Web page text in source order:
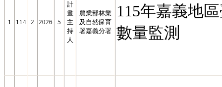
1 114 2 2026 5
計
畫
主
持
人
農業部林業
及自然保育
署嘉義分署
115年嘉義地
數量監測